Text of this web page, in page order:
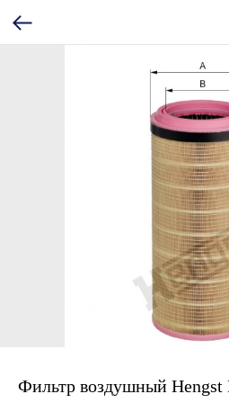
Фильтр воздушный Hengst